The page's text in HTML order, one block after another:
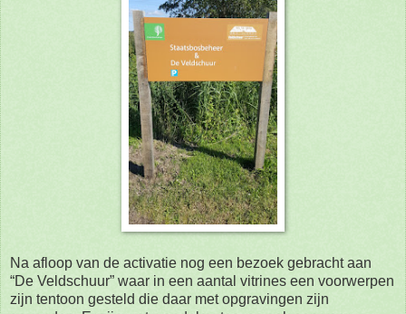
Na afloop van de activatie nog een bezoek gebracht aan
“De Veldschuur” waar in een aantal vitrines een voorwerpen
zijn tentoon gesteld die daar met opgravingen zijn